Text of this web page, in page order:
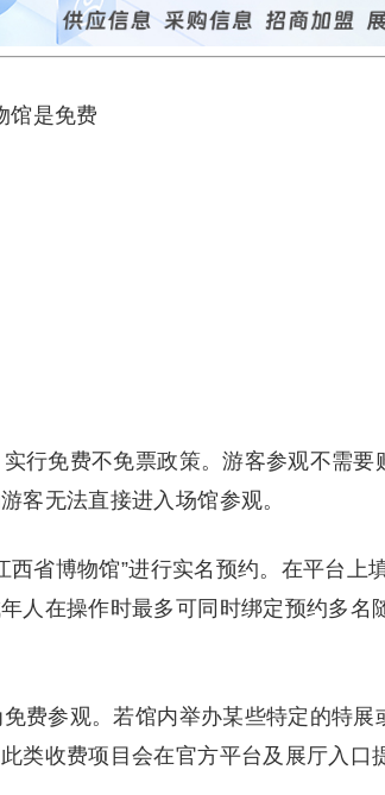
行免费不免票政策。游客参观不需要
客无法直接进入场馆参观。
省博物馆”进行实名预约。在平台上
人在操作时最多可同时绑定预约多名
费参观。若馆内举办某些特定的特展
类收费项目会在官方平台及展厅入口